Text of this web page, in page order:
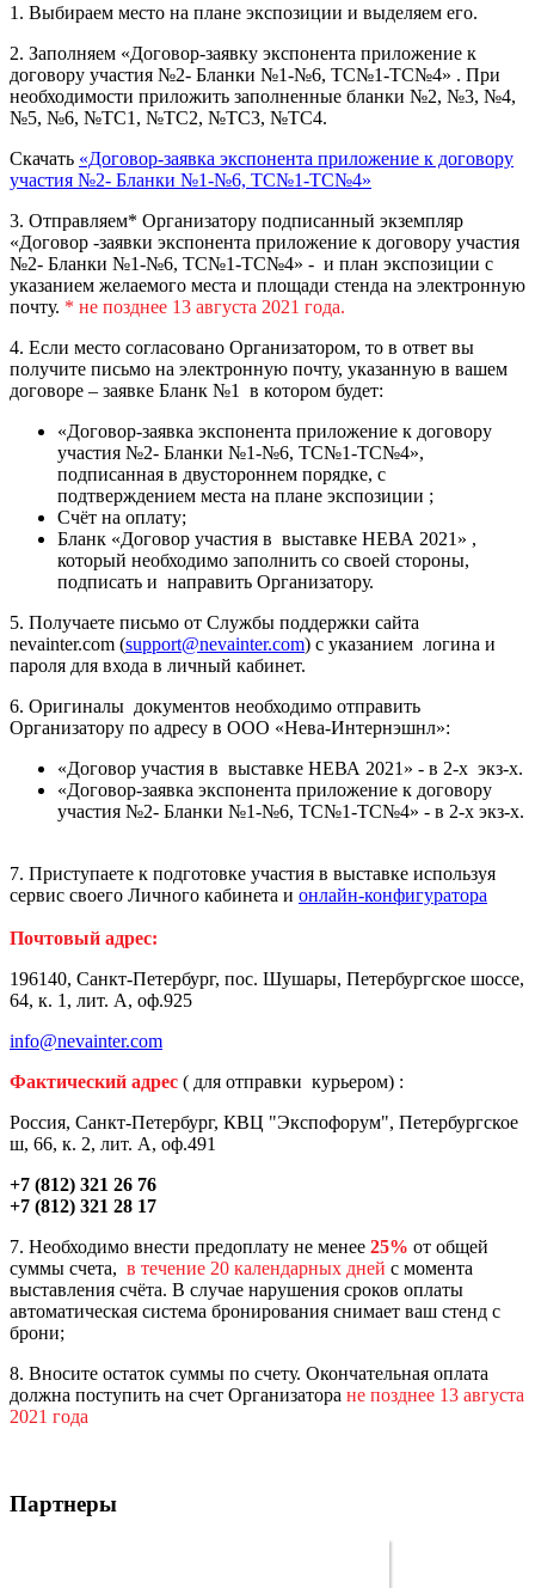
1. Выбираем место на плане экспозиции и выделяем его.
2. Заполняем «Договор-заявку экспонента приложение к
договору участия №2- Бланки №1-№6, ТС№1-ТС№4» . При
необходимости приложить заполненные бланки №2, №3, №4,
№5, №6, №ТС1, №ТС2, №ТС3, №ТС4.
Скачать «Договор-заявка экспонента приложение к договору
участия №2- Бланки №1-№6, ТС№1-ТС№4»
3. Отправляем* Организатору подписанный экземпляр
«Договор -заявки экспонента приложение к договору участия
№2- Бланки №1-№6, ТС№1-ТС№4» - и план экспозиции с
указанием желаемого места и площади стенда на электронную
почту. * не позднее 13 августа 2021 года.
4. Если место согласовано Организатором, то в ответ вы
получите письмо на электронную почту, указанную в вашем
договоре – заявке Бланк №1 в котором будет:
«Договор-заявка экспонента приложение к договору
участия №2- Бланки №1-№6, ТС№1-ТС№4»,
подписанная в двустороннем порядке, с
подтверждением места на плане экспозиции ;
Счёт на оплату;
Бланк «Договор участия в выставке НЕВА 2021» ,
который необходимо заполнить со своей стороны,
подписать и направить Организатору.
5. Получаете письмо от Службы поддержки сайта
nevainter.com (support@nevainter.com) c указанием логина и
пароля для входа в личный кабинет.
6. Оригиналы документов необходимо отправить
Организатору по адресу в ООО «Нева-Интернэшнл»:
«Договор участия в выставке НЕВА 2021» - в 2-х экз-х.
«Договор-заявка экспонента приложение к договору
участия №2- Бланки №1-№6, ТС№1-ТС№4» - в 2-х экз-х.
7. Приступаете к подготовке участия в выставке используя
сервис своего Личного кабинета и онлайн-конфигуратора
Почтовый адрес:
196140, Санкт-Петербург, пос. Шушары, Петербургское шоссе,
64, к. 1, лит. А, оф.925
info@nevainter.com
Фактический адрес ( для отправки курьером) :
Россия, Санкт-Петербург, КВЦ "Экспофорум", Петербургское
ш, 66, к. 2, лит. А, оф.491
+7 (812) 321 26 76
+7 (812) 321 28 17
7. Необходимо внести предоплату не менее 25% от общей
суммы счета, в течение 20 календарных дней с момента
выставления счёта. В случае нарушения сроков оплаты
автоматическая система бронирования снимает ваш стенд с
брони;
8. Вносите остаток суммы по счету. Окончательная оплата
должна поступить на счет Организатора не позднее 13 августа
2021 года
Партнеры